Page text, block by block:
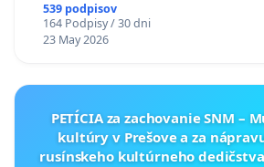
539 podpisov
164 Podpisy / 30 dni
23 May 2026
PETÍCIA za zachovanie SNM –
kultúry v Prešove a za
rusínskeho kultúrneho dedičstva